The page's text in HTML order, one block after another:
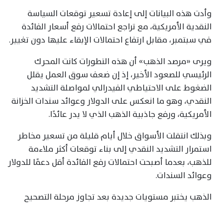
وأدت هذه البيانات إلى إعادة تسعير توقعات السياسة
النقدية الأمريكية، مع تراجع احتمالات رفع أسعار الفائدة
في سبتمبر، مقابل ارتفاع احتمالات الإبقاء عليها دون تغيير.
ويرى «مرصد الذهب» أن هذه التطورات كانت المحرك
الرئيسي للصعود الأخير، إذ إن ضعف سوق العمل يقلل
الضغوط على الاحتياطي الفيدرالي لمواصلة التشديد
النقدي، وهو ما انعكس على الدولار وعوائد سندات الخزانة
الأمريكية، ورفع جاذبية الذهب الذي لا يدر عائدًا.
وبذلك انتقلت الأسواق خلال أيام قليلة من تسعير مخاطر
استمرار التشديد النقدي إلى بناء توقعات أكثر ملاءمة
للذهب، بعدما أصبحت احتمالات رفع الفائدة أقل دعمًا للدولار
وعوائد السندات.
الذهب يختبر مستويات جديدة بعد تجاوز مرحلة التصحيح